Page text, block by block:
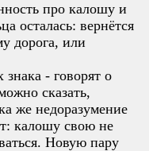
про калошу и
осталась: вернётся
дорога, или
- говорят о
сказать,
же недоразумение
калошу свою не
Новую пару